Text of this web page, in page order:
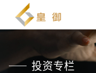
投资专栏